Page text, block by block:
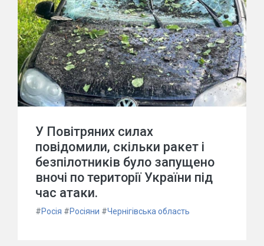
У Повітряних силах
повідомили, скільки ракет і
безпілотників було запущено
вночі по території України під
час атаки.
#Росія #Росіяни #Чернігівська область